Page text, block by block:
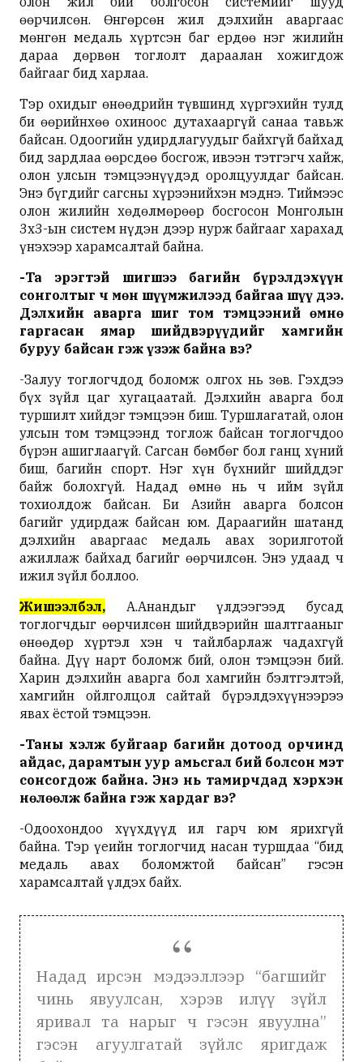
өөрчилсөн. Өнгөрсөн жил дэлхийн аваргаас
мөнгөн медаль хүртсэн баг ердөө нэг жилийн
дараа дөрвөн тоглолт дараалан хожигдож
байгааг бид харлаа.
Тэр охидыг өнөөдрийн түвшинд хүргэхийн тулд
би өөрийнхөө охиноос дутахааргүй санаа тавьж
байсан. Одоогийн удирдлагуудыг байхгүй байхад
бид зардлаа өөрсдөө босгож, ивээн тэтгэгч хайж,
олон улсын тэмцээнүүдэд оролцуулдаг байсан.
Энэ бүгдийг сагсны хүрээнийхэн мэднэ. Тиймээс
олон жилийн хөдөлмөрөөр босгосон Монголын
3х3-ын систем нүдэн дээр нурж байгааг харахад
үнэхээр харамсалтай байна.
-Та эрэгтэй шигшээ багийн
бүрэлдэхүүн
сонголтыг ч мөн шүүмжилээд байгаа шүү дээ.
Дэлхийн
аварга шиг том тэмцээний өмнө
гаргасан
ямар шийдвэрүүдийг
хамгийн
буруу байсан гэж үзэж байна вэ?
-Залуу тоглогчдод боломж олгох нь зөв. Гэхдээ
бүх зүйл цаг хугацаатай. Дэлхийн аварга бол
туршилт хийдэг тэмцээн биш. Туршлагатай, олон
улсын том тэмцээнд тоглож байсан тоглогчдоо
бүрэн ашиглаагүй. Сагсан бөмбөг бол ганц хүний
биш, багийн спорт. Нэг хүн бүхнийг шийддэг
байж болохгүй. Надад өмнө нь ч ийм зүйл
тохиолдож байсан. Би Азийн аварга болсон
багийг удирдаж байсан юм. Дараагийн шатанд
дэлхийн аваргаас медаль авах зорилготой
ажиллаж байхад багийг өөрчилсөн. Энэ удаад ч
ижил зүйл боллоо.
Жишээлбэл, А.Анандыг үлдээгээд бусад
тоглогчдыг өөрчилсөн шийдвэрийн шалтгааныг
өнөөдөр хүртэл хэн ч тайлбарлаж чадахгүй
байна. Дүү нарт боломж бий, олон тэмцээн бий.
Харин дэлхийн аварга бол хамгийн бэлтгэлтэй,
хамгийн ойлголцол сайтай бүрэлдэхүүнээрээ
явах ёстой тэмцээн.
-Таны хэлж буйгаар багийн дотоод орчинд
айдас, дарамтын уур амьсгал бий болсон мэт
сонсогдож байна. Энэ нь тамирчдад хэрхэн
нөлөөлж байна гэж хардаг вэ?
-Одоохондоо хүүхдүүд ил гарч юм ярихгүй
байна. Тэр үеийн тоглогчид насан туршдаа “бид
медаль авах боломжтой байсан” гэсэн
харамсалтай үлдэх байх.
Надад ирсэн мэдээллээр “багшийг
чинь явуулсан, хэрэв илүү зүйл
яривал та нарыг ч гэсэн явуулна”
гэсэн агуулгатай зүйлс яригдаж